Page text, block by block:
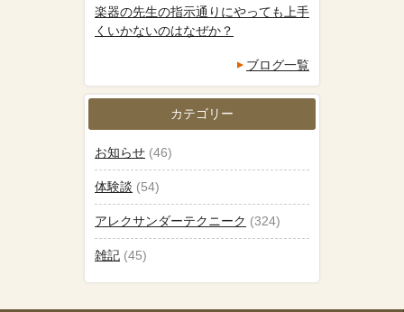
楽器の先生の指示通りにやっても上手
くいかないのはなぜか？
ブログ一覧
カテゴリー
お知らせ (46)
体験談 (54)
アレクサンダーテクニーク (324)
雑記 (45)